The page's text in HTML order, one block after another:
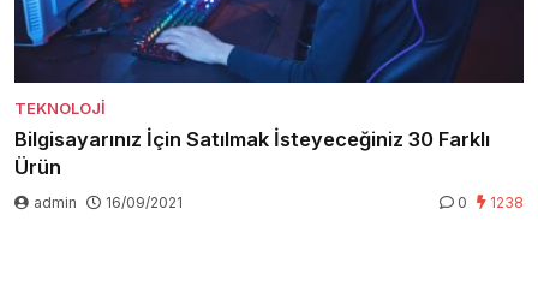
TEKNOLOJI
Bilgisayarınız İçin Satılmak İsteyeceğiniz 30 Farklı
Ürün
admin 16/09/2021 0 1238